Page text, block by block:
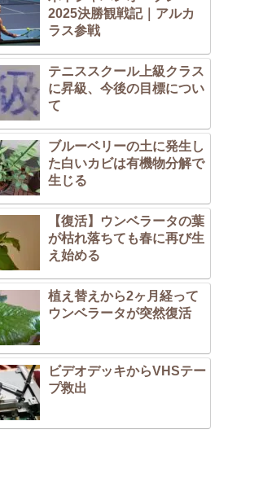
2025決勝観戦記｜アルカ
ラス参戦
テニススクール上級クラス
に昇級、今後の目標につい
て
ブルーベリーの土に発生し
た白いカビは有機物分解で
生じる
【復活】ウンベラータの葉
が枯れ落ちても春に再び生
え始める
植え替えから2ヶ月経って
ウンベラータが突然復活
ビデオデッキからVHSテー
プ救出